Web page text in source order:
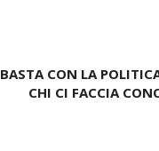
BASTA CON LA
CHI CI FACCIA